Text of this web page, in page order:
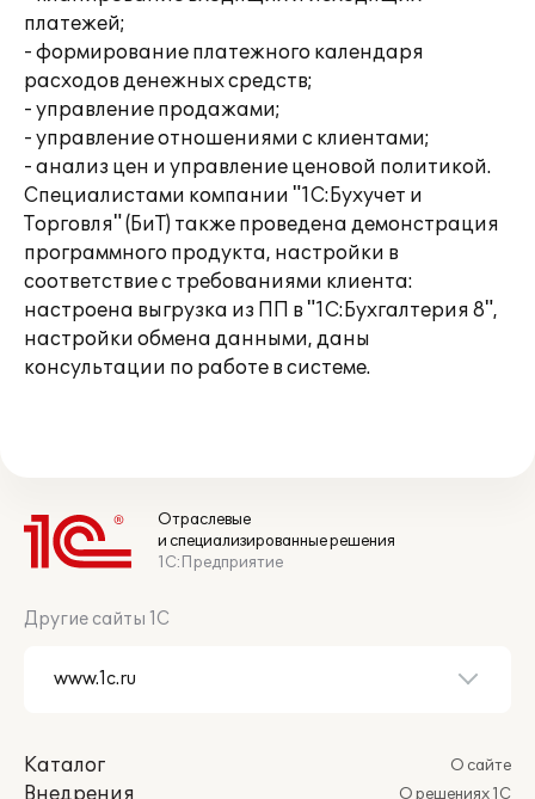
платежей;
- формирование платежного календаря
расходов денежных средств;
- управление продажами;
- управление отношениями с клиентами;
- анализ цен и управление ценовой политикой.
Специалистами компании "1С:Бухучет и
Торговля" (БиТ) также проведена демонстрация
программного продукта, настройки в
соответствие с требованиями клиента:
настроена выгрузка из ПП в "1С:Бухгалтерия 8",
настройки обмена данными, даны
консультации по работе в системе.
Отраслевые
и специализированные решения
1С:Предприятие
Другие сайты 1С
Каталог
Внедрения
О сайте
О решениях 1С